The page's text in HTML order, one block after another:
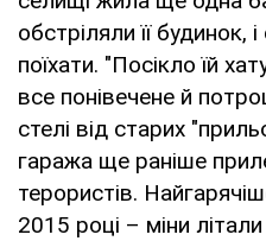
обстріляли її будинок,
поїхати. "Посікло їй
все понівечене й
стелі від старих
гаража ще раніше
терористів.
2015 році – міни